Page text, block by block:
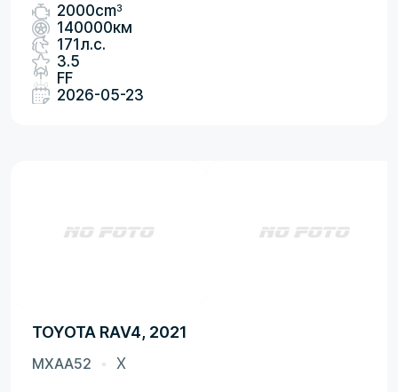
2000cm3
140000км
171л.с.
3.5
FF
2026-05-23
TOYOTA RAV4, 2021
MXAA52 X